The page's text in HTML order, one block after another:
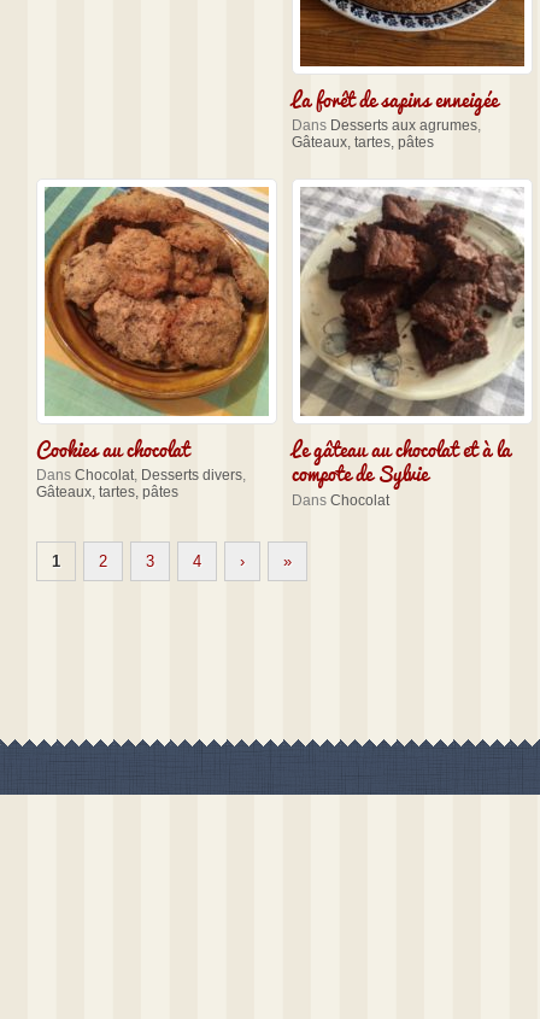
La forêt de sapins enneigée
Dans Desserts aux agrumes,
Gâteaux, tartes, pâtes
Cookies au chocolat
Dans Chocolat, Desserts divers,
Gâteaux, tartes, pâtes
Le gâteau au chocolat et à la
compote de Sylvie
Dans Chocolat
1 2 3 4 › »